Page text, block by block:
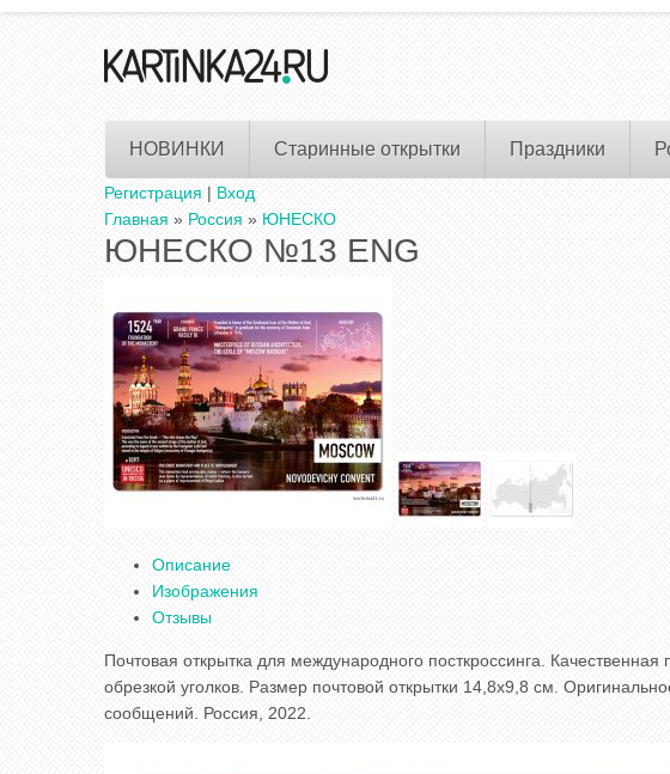
НОВИНКИ Старинные открытки Праздники
Регистрация | Вход
Главная » Россия » ЮНЕСКО
ЮНЕСКО №13 ENG
Описание
Изображения
Отзывы
Почтовая открытка для международного посткроссинга.
обрезкой уголков. Размер почтовой открытки 14,8x9,8 см.
сообщений. Россия, 2022.